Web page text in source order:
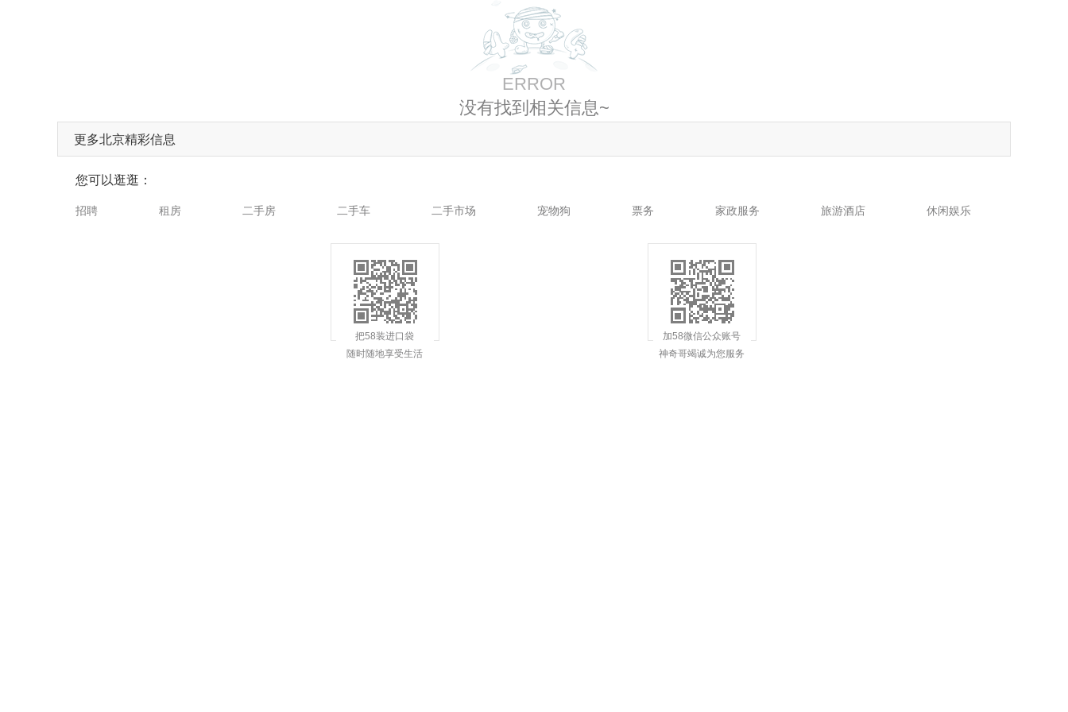
ERROR
没有找到相关信息~
更多北京精彩信息
您可以逛逛：
招聘 租房 二手房 二手车 二手市场 宠物狗 票务 家政服务 旅游酒店 休闲娱乐
把58装进口袋
随时随地享受生活
加58微信公众账号
神奇哥竭诚为您服务